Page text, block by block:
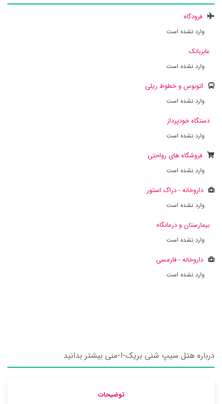
فرودگاه
وارد نشده است
عابربانک
وارد نشده است
اتوبوس و خطوط ریلی
وارد نشده است
دستگاه خودپرداز
وارد نشده است
فروشگاه های رواحتی
وارد نشده است
داروخانه - دراگ استور
وارد نشده است
بیمارستان و درمانگاه
وارد نشده است
داروخانه - فارمسی
وارد نشده است
درباره هتل سیپ شنی بریک-ا-منی بیشتر بدانید
توضیحات